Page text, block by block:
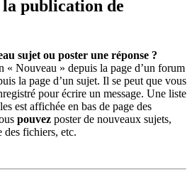
publication de
sujet ou poster une réponse ?
« Nouveau » depuis la page d’un forum
la page d’un sujet. Il se peut que vous
pour écrire un message. Une liste
est affichée en bas de page des
pouvez poster de nouveaux sujets,
des fichiers, etc.